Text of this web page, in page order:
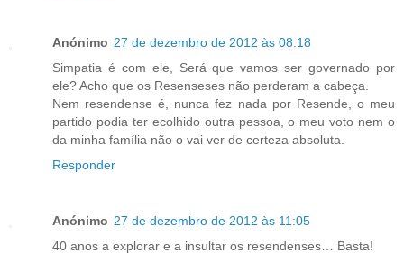
Anónimo 27 de dezembro de 2012 às 08:18
Simpatia é com ele, Será que vamos ser governado por
ele? Acho que os Resenseses não perderam a cabeça.
Nem resendense é, nunca fez nada por Resende, o meu
partido podia ter ecolhido outra pessoa, o meu voto nem o
da minha família não o vai ver de certeza absoluta.
Responder
Anónimo 27 de dezembro de 2012 às 11:05
40 anos a explorar e a insultar os resendenses… Basta!